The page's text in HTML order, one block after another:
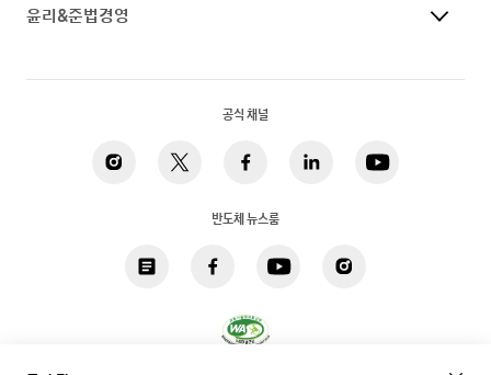
윤리&준법경영
공식 채널
반도체 뉴스룸